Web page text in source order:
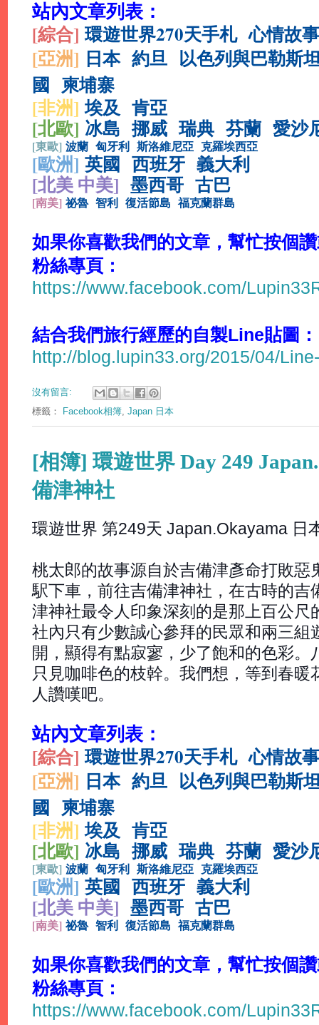
站內文章列表：
[綜合] 環遊世界270天手札 心情故事
[亞洲] 日本 約旦 以色列與巴勒斯
國 柬埔寨
[非洲]埃及 肯亞
[北歐] 冰島 挪威 瑞典 芬蘭 愛沙
[東歐] 波蘭 匈牙利 斯洛維尼亞 克羅埃西亞
[歐洲] 英國 西班牙 義大利
[北美 中美] 墨西哥 古巴
[南美] 祕魯 智利 復活節島 福克蘭群島
如果你喜歡我們的文章，幫忙按個
粉絲專頁：
https://www.facebook.com/
結合我們旅行經歷的自製Line貼圖：
http://blog.lupin33.org/2015/04/
沒有留言:
標籤： Facebook相簿 Japan 日本
[相簿] 環遊世界 Day 249
備津神社
環遊世界 第249天 Japan.Okayama 日
桃太郎的故事源自於吉備津彥命打敗
駅下車，前往吉備津神社，在古時的吉
津神社最令人印象深刻的是那上百公尺
社內只有少數誠心參拜的民眾和兩三組
開，顯得有點寂寥，少了飽和的色彩
只見咖啡色的枝幹。我們想，等到春
人讚嘆吧。
站內文章列表：
[綜合] 環遊世界270天手札 心情故事
[亞洲] 日本 約旦 以色列與巴勒斯
國 柬埔寨
[非洲]埃及 肯亞
[北歐] 冰島 挪威 瑞典 芬蘭 愛沙
[東歐] 波蘭 匈牙利 斯洛維尼亞 克羅埃西亞
[歐洲] 英國 西班牙 義大利
[北美 中美] 墨西哥 古巴
[南美] 祕魯 智利 復活節島 福克蘭群島
如果你喜歡我們的文章，幫忙按個
粉絲專頁：
https://www.facebook.com/